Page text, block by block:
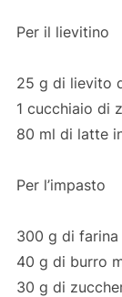
Per il lievitino
25 g di lievito
1 cucchiaio di
80 ml di latte
Per l’impasto
300 g di farina
40 g di burro
30 g di